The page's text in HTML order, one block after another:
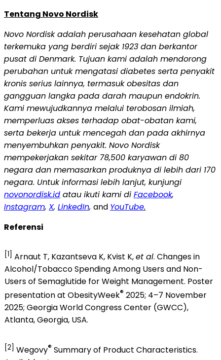
Tentang Novo Nordisk
Novo Nordisk adalah perusahaan kesehatan global
terkemuka yang berdiri sejak 1923 dan berkantor
pusat di Denmark. Tujuan kami adalah mendorong
perubahan untuk mengatasi diabetes serta penyakit
kronis serius lainnya, termasuk obesitas dan
gangguan langka pada darah maupun endokrin.
Kami mewujudkannya melalui terobosan ilmiah,
memperluas akses terhadap obat-obatan kami,
serta bekerja untuk mencegah dan pada akhirnya
menyembuhkan penyakit. Novo Nordisk
mempekerjakan sekitar 78,500 karyawan di 80
negara dan memasarkan produknya di lebih dari 170
negara. Untuk informasi lebih lanjut, kunjungi
novonordisk.id atau ikuti kami di Facebook,
Instagram, X, LinkedIn, and YouTube.
Referensi
[1] Arnaut T, Kazantseva K, Kvist K,et al. Changes in
Alcohol/Tobacco Spending Among Users and Non-
Users of Semaglutide for Weight Management. Poster
presentation at ObesityWeek® 2025; 4–7 November
2025; Georgia World Congress Center (GWCC),
Atlanta, Georgia, USA.
[2] Wegovy® Summary of Product Characteristics.